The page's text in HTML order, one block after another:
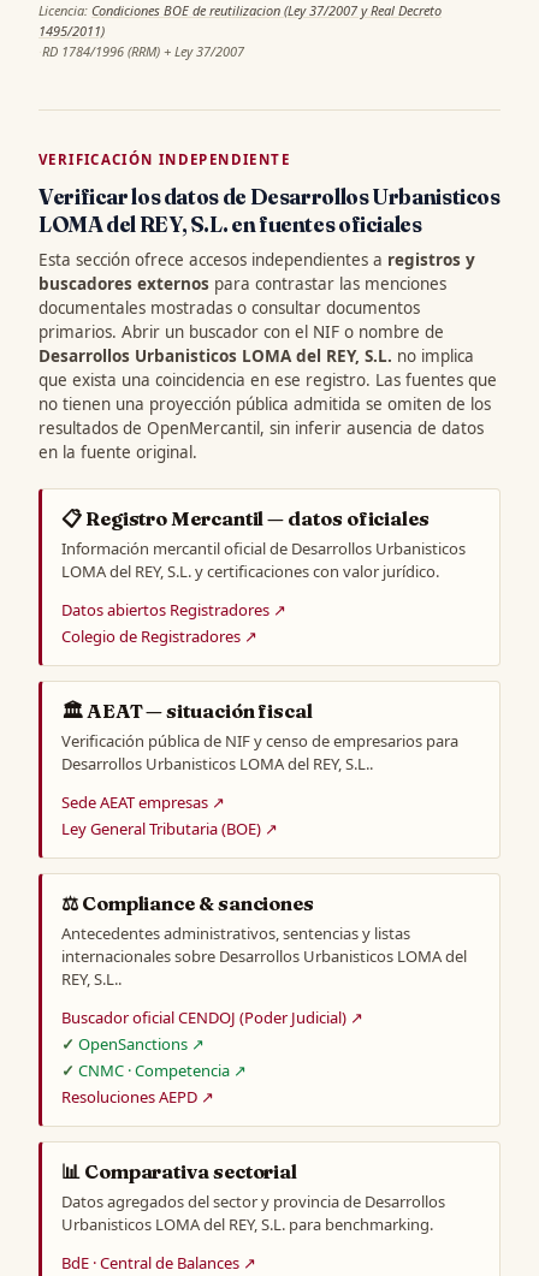
Licencia: Condiciones BOE de reutilizacion (Ley 37/2007 y Real Decreto
1495/2011)
·RD 1784/1996 (RRM) + Ley 37/2007
VERIFICACIÓN INDEPENDIENTE
Verificar los datos de Desarrollos Urbanisticos
LOMA del REY, S.L. en fuentes oficiales
Esta sección ofrece accesos independientes a registros y
buscadores externos para contrastar las menciones
documentales mostradas o consultar documentos
primarios. Abrir un buscador con el NIF o nombre de
Desarrollos Urbanisticos LOMA del REY, S.L. no implica
que exista una coincidencia en ese registro. Las fuentes que
no tienen una proyección pública admitida se omiten de los
resultados de OpenMercantil, sin inferir ausencia de datos
en la fuente original.
📋 Registro Mercantil — datos oficiales
Información mercantil oficial de Desarrollos Urbanisticos
LOMA del REY, S.L. y certificaciones con valor jurídico.
Datos abiertos Registradores ↗
Colegio de Registradores ↗
🏛️ AEAT — situación fiscal
Verificación pública de NIF y censo de empresarios para
Desarrollos Urbanisticos LOMA del REY, S.L..
Sede AEAT empresas ↗
Ley General Tributaria (BOE) ↗
⚖️ Compliance & sanciones
Antecedentes administrativos, sentencias y listas
internacionales sobre Desarrollos Urbanisticos LOMA del
REY, S.L..
Buscador oficial CENDOJ (Poder Judicial) ↗
OpenSanctions ↗
CNMC · Competencia ↗
Resoluciones AEPD ↗
📊 Comparativa sectorial
Datos agregados del sector y provincia de Desarrollos
Urbanisticos LOMA del REY, S.L. para benchmarking.
BdE · Central de Balances ↗